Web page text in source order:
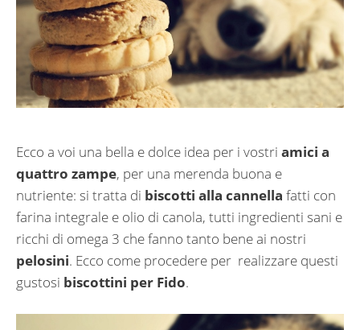
Ecco a voi una bella e dolce idea per i vostri amici a
quattro zampe, per una merenda buona e
nutriente: si tratta di biscotti alla cannella fatti con
farina integrale e olio di canola, tutti ingredienti sani e
ricchi di omega 3 che fanno tanto bene ai nostri
pelosini. Ecco come procedere per realizzare questi
gustosi biscottini per Fido.